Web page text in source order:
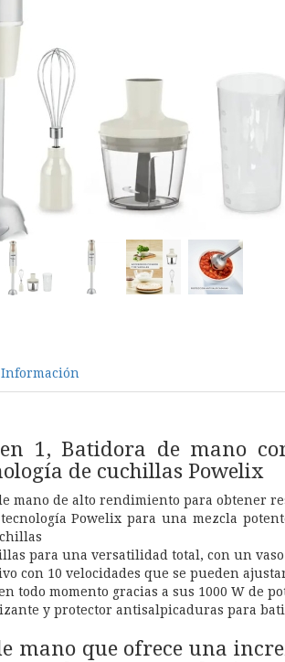
Información
1, Batidora de mano
de cuchillas Powelix
mano de alto rendimiento para obtener
Powelix para una mezcla
para una versatilidad total, con un
con 10 velocidades que se pueden
todo momento gracias a sus 1000 W de
y protector antisalpicaduras para
mano que ofrece una